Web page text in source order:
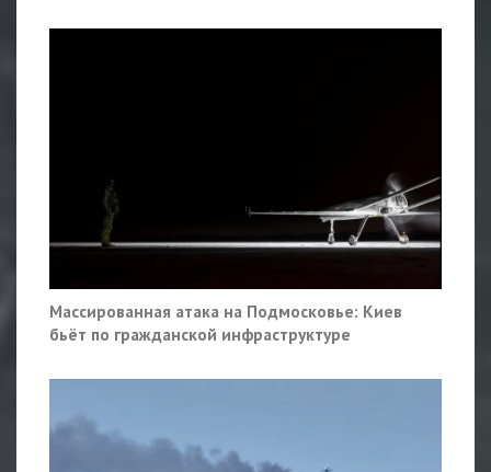
Массированная атака на Подмосковье: Киев
бьёт по гражданской инфраструктуре